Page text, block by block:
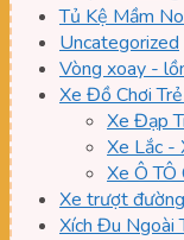
Tủ Kệ Mầm
Uncategorized
Vòng xoay -
Xe Đồ Chơi
Xe Đạp
Xe Lắc -
Xe Ô TÔ
Xe trượt
Xích Đu Ngoài